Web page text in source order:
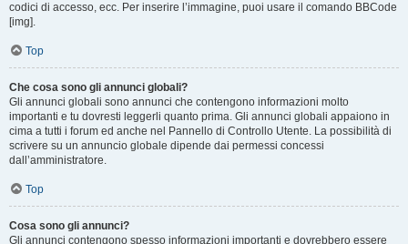
codici di accesso, ecc. Per inserire l’immagine, puoi usare il comando BBCode
[img].
Top
Che cosa sono gli annunci globali?
Gli annunci globali sono annunci che contengono informazioni molto
importanti e tu dovresti leggerli quanto prima. Gli annunci globali appaiono in
cima a tutti i forum ed anche nel Pannello di Controllo Utente. La possibilità di
scrivere su un annuncio globale dipende dai permessi concessi
dall’amministratore.
Top
Cosa sono gli annunci?
Gli annunci contengono spesso informazioni importanti e dovrebbero essere